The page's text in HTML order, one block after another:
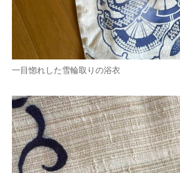
一目惚れした雪輪取りの浴衣